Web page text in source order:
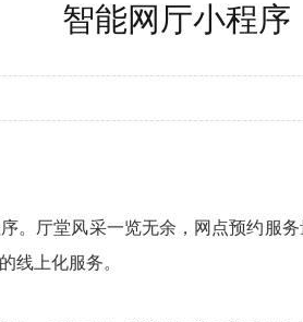
智能网厅小程序
厅堂风采一览无余，网点预约服务
线上化服务。